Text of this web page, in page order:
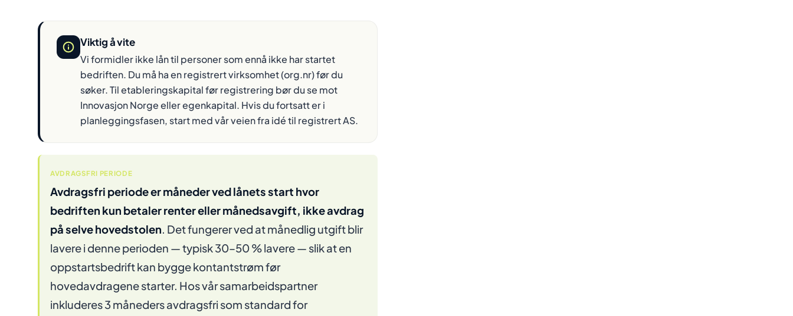
Viktig å vite
Vi formidler ikke lån til personer som ennå ikke har startet
bedriften. Du må ha en registrert virksomhet (org.nr) før du
søker. Til etableringskapital før registrering bør du se mot
Innovasjon Norge eller egenkapital. Hvis du fortsatt er i
planleggingsfasen, start med vårveien fra idé til registrert AS.
AVDRAGSFRI PERIODE
Avdragsfri periode er måneder ved lånets start hvor
bedriften kun betaler renter eller månedsavgift, ikke avdrag
på selve hovedstolen. Det fungerer ved at månedlig utgift blir
lavere i denne perioden — typisk 30–50 % lavere — slik at en
oppstartsbedrift kan bygge kontantstrøm før
hovedavdragene starter. Hos vår samarbeidspartner
inkluderes 3 måneders avdragsfri som standard for